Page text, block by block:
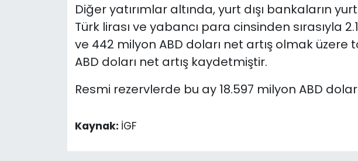
Diğer yatırımlar altında, yurt dışı bankaların
Türk lirası ve yabancı para cinsinden sırasıyla
ve 442 milyon ABD doları net artış olmak üzere
ABD doları net artış kaydetmiştir.
Resmi rezervlerde bu ay 18.597 milyon ABD
Kaynak: İGF